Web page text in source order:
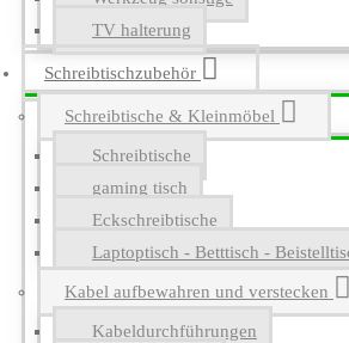
TV halterung
Schreibtischzubehör
Schreibtische & Kleinmöbel
Schreibtische
gaming tisch
Eckschreibtische
Laptoptisch - Betttisch -
Kabel aufbewahren und verstecken
Kabeldurchführungen